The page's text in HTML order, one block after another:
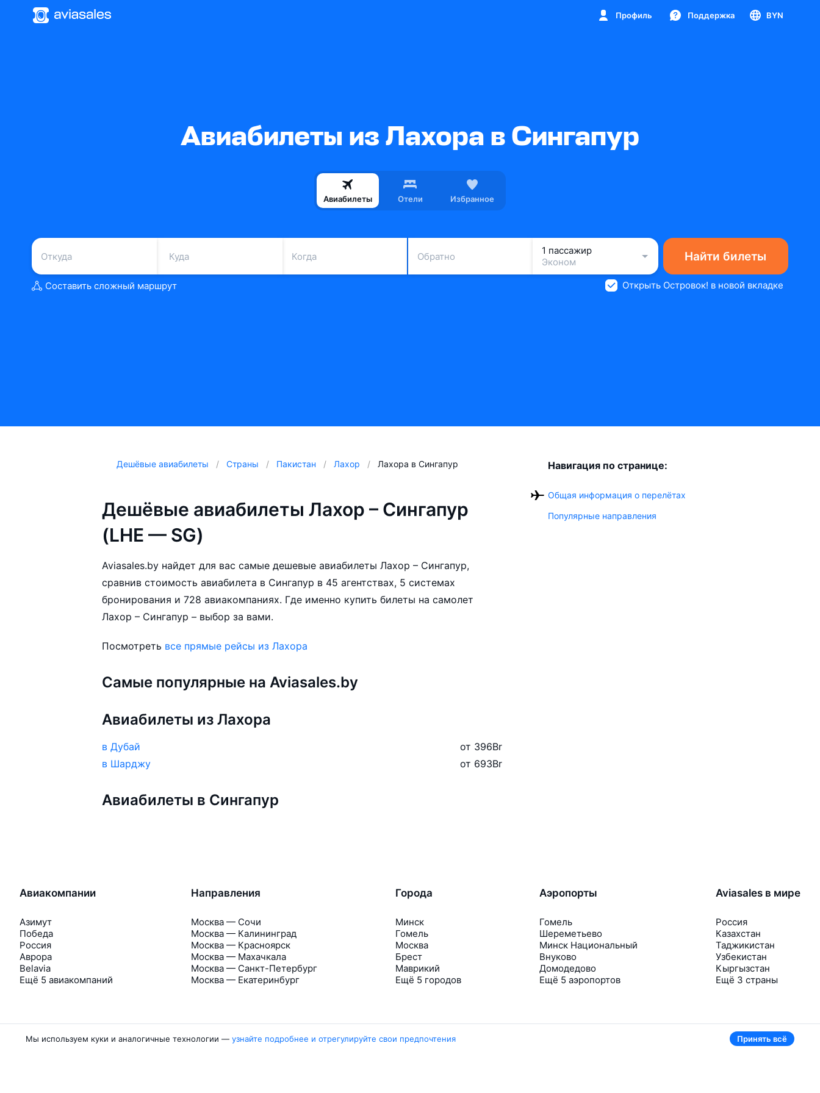
Профиль Поддержка BYN
Авиабилеты из Лахора в Сингапур
Авиабилеты Отели Избранное
Когда Обратно
1 пассажир
Эконом
Найти билеты
Составить сложный маршрут Открыть Островок! в новой вкладке
Дешёвые авиабилеты Страны Пакистан Лахор Лахора в Сингапур
Дешёвые авиабилеты Лахор – Сингапур
(LHE — SG)
Aviasales.by найдет для вас самые дешевые авиабилеты Лахор – Сингапур,
сравнив стоимость авиабилета в Сингапур в 45 агентствах, 5 системах
бронирования и 728 авиакомпаниях. Где именно купить билеты на самолет
Лахор – Сингапур – выбор за вами.
Посмотреть все прямые рейсы из Лахора
Самые популярные на Aviasales.by
Авиабилеты из Лахора
в Дубай от 396Br
в Шарджу
от 693Br
Авиабилеты в Сингапур
Навигация по странице:
Общая информация о перелётах
Популярные направления
Авиакомпании
Азимут
Победа
Россия
Аврора
Belavia
Ещё 5 авиакомпаний
Направления
Москва — Сочи
Москва — Калининград
Москва — Красноярск
Москва — Махачкала
Москва — Санкт-Петербург
Москва — Екатеринбург
Города
Минск
Гомель
Москва
Брест
Маврикий
Ещё 5 городов
Аэропорты
Гомель
Шереметьево
Минск Национальный
Внуково
Домодедово
Ещё 5 аэропортов
Aviasales в мире
Россия
Казахстан
Таджикистан
Узбекистан
Кыргызстан
Ещё 3 страны
Мы используем куки и аналогичные технологии — узнайте подробнее и отрегулируйте свои предпочтения Принять всё